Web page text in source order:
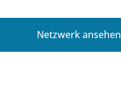
Netzwerk ansehen